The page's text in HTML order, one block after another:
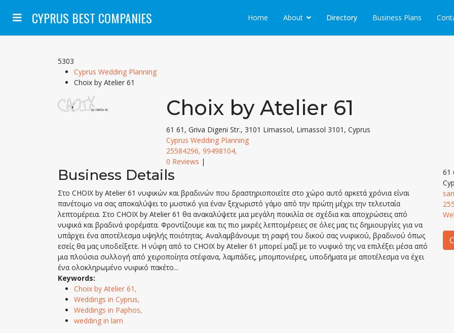
CYPRUS BEST COMPANIES Home About Directory Business Plans
5303
Cyprus Wedding Planning
Choix by Atelier 61
Choix by Atelier 61
61 61, Griva Digeni Str., 3101 Limassol, Limassol 3101, Cyprus
Cyprus Wedding Planning
25584296, 99498104,
0 Reviews |
Business Details
Στο CHOIX by Atelier 61 νυφικών και βραδινών που δραστηριοποιείτε στο χώρο αυτό αρκετά χρόνια είναι
πανέτοιμο να σας αποκαλύψει το μυστικό για έναν ξεχωριστό γάμο από την πρώτη μέχρι την τελευταία
λεπτομέρεια. Στο CHOIX by Atelier 61 θα ανακαλύψετε μια μεγάλη ποικιλία σε σχέδια και αποχρώσεις από
νυφικά και βραδινά φορέματα. Φροντίζουμε και τις πιο μικρές λεπτομέρειες σε όλες μας τις δημιουργίες για να
υπάρχει ένα αποτέλεσμα υψηλής ποιότητας. Αναλαμβάνουμε τη ραφή του δικού σας νυφικού, βραδινού όπως
εσείς θα μας υποδείξετε. Η νύφη από το CHOIX by Atelier 61 μπορεί μαζί με το νυφικό της να επιλέξει μέσα από
μια πλούσια συλλογή από χειροποίητα στέφανα, λαμπάδες, μπομπονιέρες, υποδήματα με αποτέλεσμα να έχει
ένα ολοκληρωμένο νυφικό πακέτο...
Keywords:
Choix by Atelier 61,
Weddings in Cyprus,
Weddings in Paphos,
wedding in larn
61